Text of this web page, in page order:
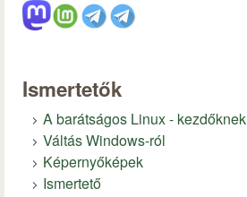
Ismertetők
A barátságos Linux - kezdőknek
Váltás Windows-ról
Képernyőképek
Ismertető